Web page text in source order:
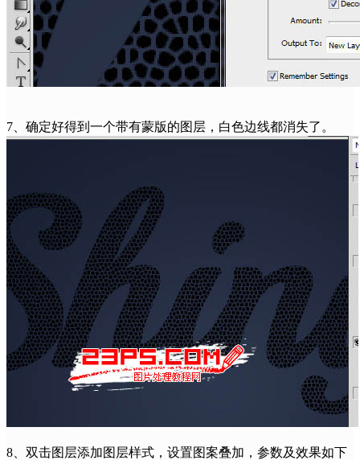
7、确定好得到一个带有蒙版的图层，白色边线都消失了。
8、双击图层添加图层样式，设置图案叠加，参数及效果如下